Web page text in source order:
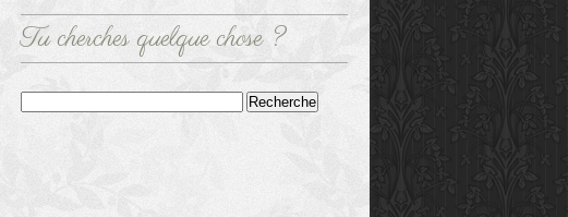
Tu cherches quelque chose ?